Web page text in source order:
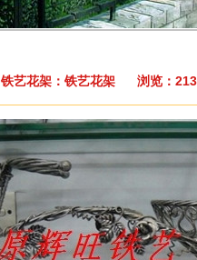
铁艺花架：铁艺花架 浏览：